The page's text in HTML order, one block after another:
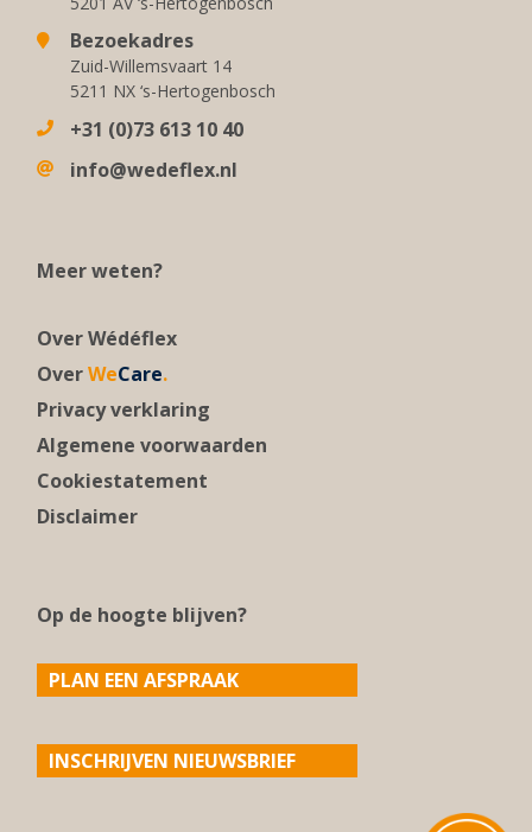
Bezoekadres
Zuid-Willemsvaart 14
5211 NX ‘s-Hertogenbosch
+31 (0)73 613 10 40
info@wedeflex.nl
Meer weten?
Over Wédéflex
OverWeCare.
Privacy verklaring
Algemene voorwaarden
Cookiestatement
Disclaimer
Op de hoogte blijven?
PLAN EEN AFSPRAAK
INSCHRIJVEN NIEUWSBRIEF